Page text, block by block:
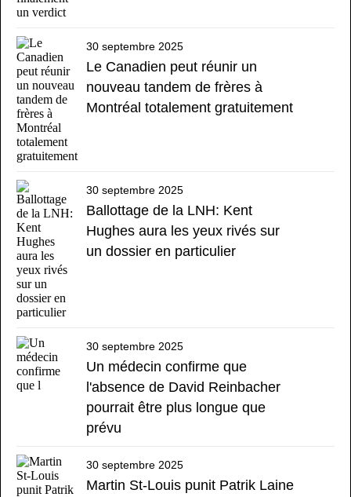
30 septembre 2025
Le Canadien peut réunir un
nouveau tandem de frères à
Montréal totalement gratuitement
30 septembre 2025
Ballottage de la LNH: Kent
Hughes aura les yeux rivés sur
un dossier en particulier
30 septembre 2025
Un médecin confirme que
l'absence de David Reinbacher
pourrait être plus longue que
prévu
30 septembre 2025
Martin St-Louis punit Patrik Laine